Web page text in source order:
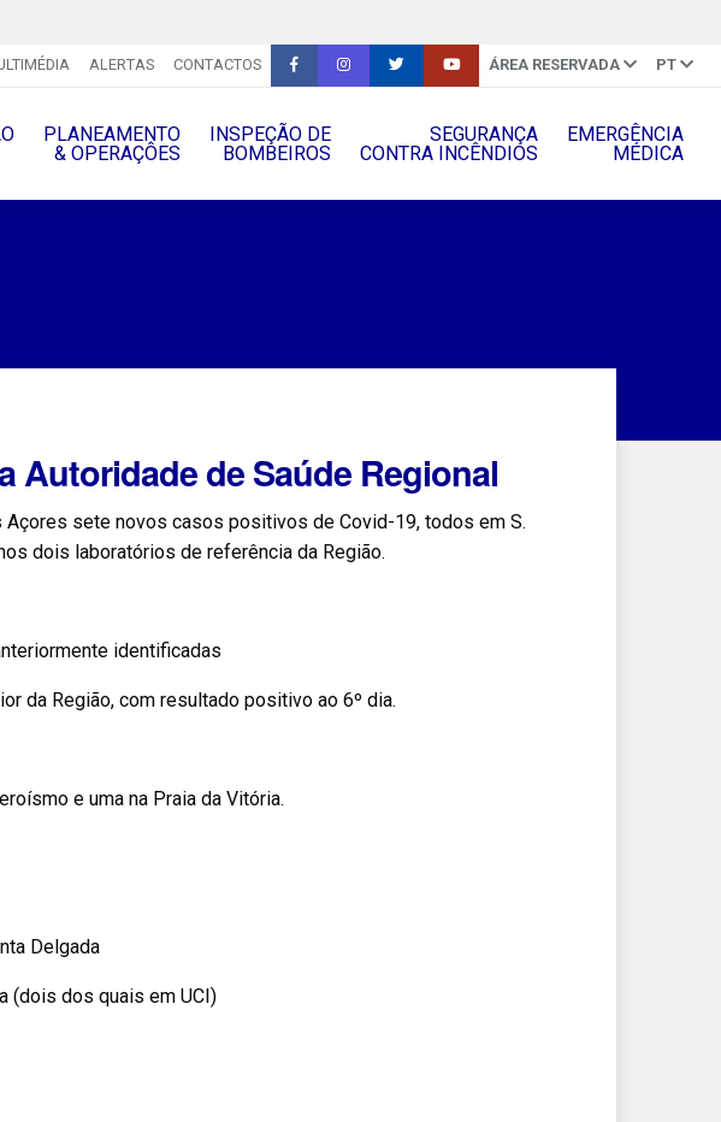
ALERTAS CONTACTOS ÁREA RESERVADA PT
PLANEAMENTO
& OPERAÇÔES
INSPEÇÃO DE
BOMBEIROS
SEGURANÇA
CONTRA INCÊNDIOS
EMERGÊNCIA
MÉDICA
Autoridade de Saúde Regional
sete novos casos positivos de Covid-19, todos em S.
dois laboratórios de referência da Região.
identificadas
da Região, com resultado positivo ao 6º dia.
e uma na Praia da Vitória.
Delgada
(dois dos quais em UCI)